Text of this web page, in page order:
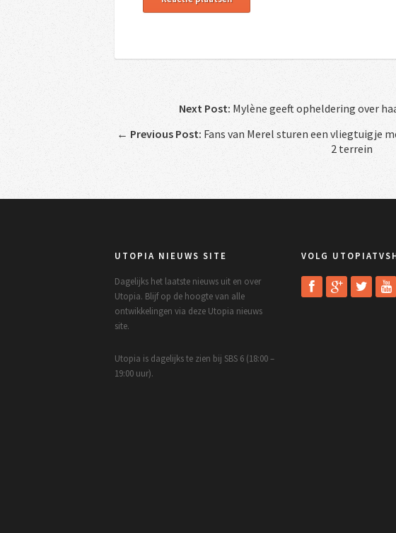
Next Post: Mylène geeft opheldering over
← Previous Post: Fans van Merel sturen een vliegtuigje
2 terrein
UTOPIA NIEUWS SITE
Dagelijks het laatste nieuws uit en over
Utopia. Blijf op de hoogte van alle
ontwikkelingen via deze Utopia nieuws
site.
Utopia is dagelijks te zien bij SBS 6 (18:00 –
19:00 uur).
VOLG